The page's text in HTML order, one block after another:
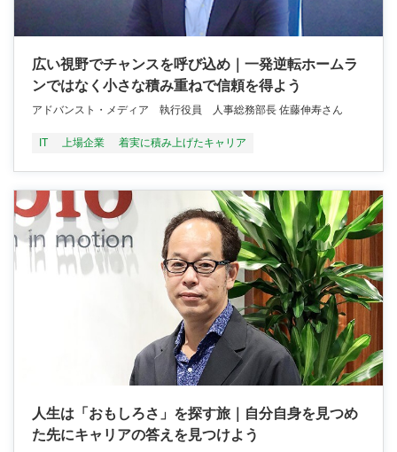
広い視野でチャンスを呼び込め｜一発逆転ホームラ
ンではなく小さな積み重ねで信頼を得よう
アドバンスト・メディア 執行役員 人事総務部長 佐藤伸寿さん
IT 上場企業 着実に積み上げたキャリア
人生は「おもしろさ」を探す旅｜自分自身を見つめ
た先にキャリアの答えを見つけよう